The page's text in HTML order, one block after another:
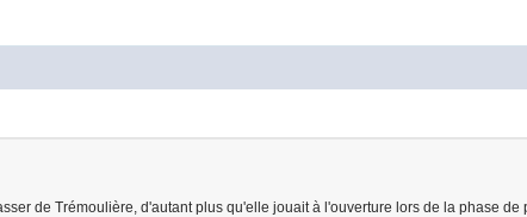
de Trémoulière, d'autant plus qu'elle jouait à l'ouverture lors de la phase